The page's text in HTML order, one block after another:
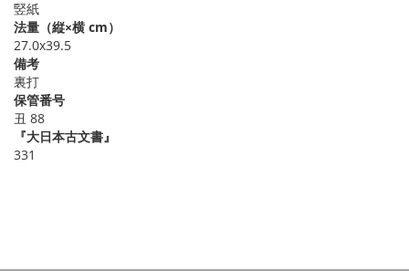
竪紙
法量（縦×横 cm）
27.0x39.5
備考
裏打
保管番号
丑 88
『大日本古文書』
331